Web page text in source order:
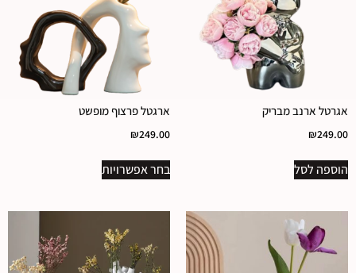
אגרטל ארנב מבריק
₪249.00
הוספה לסל
ארגטל פרצוף מופשט
₪249.00
בחר אפשרויות